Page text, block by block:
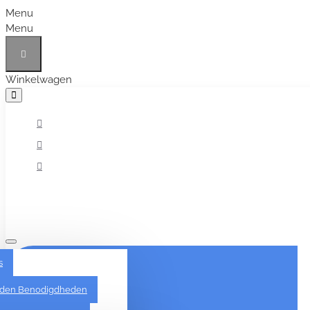
Menu
Menu
Winkelwagen
Alles
Benodigdheden